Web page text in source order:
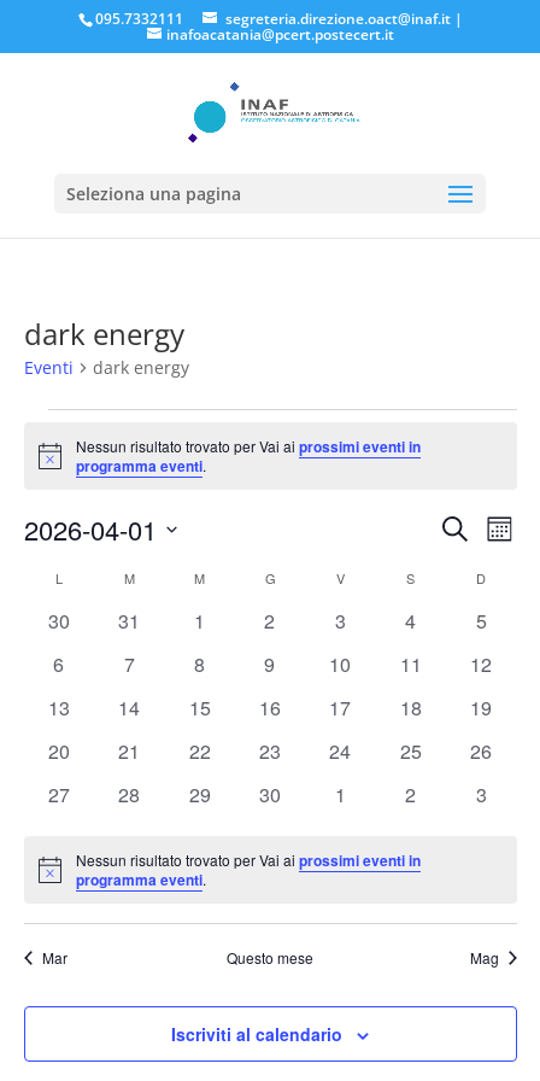
095.7332111 segreteria.direzione.oact@inaf.it|
inafoacatania@pcert.postecert.it
Seleziona una pagina
dark energy
Eventi dark energy
Eventi
Notice
Nessun risultato trovato per Vai aiprossimi eventi in
programma eventi.
Eventi
viste
CercaMese
2026-04-01
data.
Calendario
di
L MMARTEDÌ M MERCOLEDÌ
G VVENERDÌ S D
0
30
0
31
0
1
0
2
0
3
0
4
0
5
0
6
0
7
0
8
0
9
0
10
0
11
0
12
0
13
0
14
0
15
0
16
0
17
0
18
0
19
0
20
0
21
0
22
0
23
0
24
0
25
0
26
0
27
0
28
0
29
0
30
0
1
0
2
0
3
Notice
Nessun risultato trovato per Vai aiprossimi eventi in
programma eventi.
Mar Questo mese Mag
Iscriviti al calendario